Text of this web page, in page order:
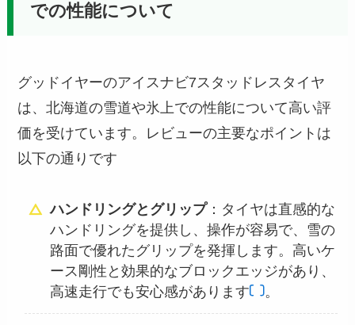
での性能について
グッドイヤーのアイスナビ7スタッドレスタイヤ
は、北海道の雪道や氷上での性能について高い評
価を受けています。レビューの主要なポイントは
以下の通りです
ハンドリングとグリップ：タイヤは直感的な
ハンドリングを提供し、操作が容易で、雪の
路面で優れたグリップを発揮します。高いケ
ース剛性と効果的なブロックエッジがあり、
高速走行でも安心感があります​
​。